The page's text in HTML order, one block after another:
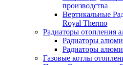
производства
Вертикальные
Royal Thermo
Радиаторы отопления
Радиаторы
Радиаторы
Газовые котлы